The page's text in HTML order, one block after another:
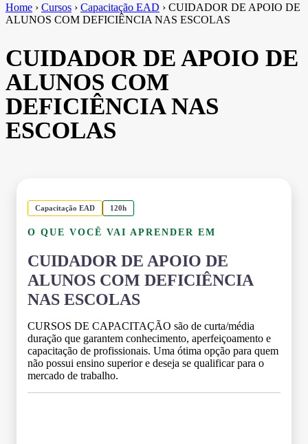
Home › Cursos › Capacitação EAD › CUIDADOR DE APOIO DE
ALUNOS COM DEFICIÊNCIA NAS ESCOLAS
CUIDADOR DE APOIO DE
ALUNOS COM
DEFICIÊNCIA NAS
ESCOLAS
Capacitação EAD 120h
O QUE VOCÊ VAI APRENDER EM
CUIDADOR DE APOIO DE
ALUNOS COM DEFICIÊNCIA
NAS ESCOLAS
CURSOS DE CAPACITAÇÃO são de curta/média
duração que garantem conhecimento, aperfeiçoamento e
capacitação de profissionais. Uma ótima opção para quem
não possui ensino superior e deseja se qualificar para o
mercado de trabalho.